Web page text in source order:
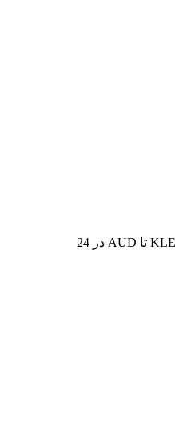
در 7 روز گذشته، بالاترین قیمت از KLED تا AUD $0.0172 و کمترین آن $0.0129 بوده است. می‌توانید داده‌های بیشتری را در جدول زیر بررسی کنید، از جمله قیمت KLED تا AUD در 24